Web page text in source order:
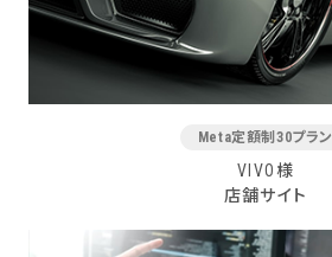
Meta定額制30プラン
VIVO様
店舗サイト